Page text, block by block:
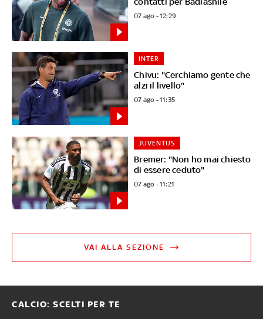
07 ago - 12:29
Chivu: "Cerchiamo gente che
alzi il livello"
INTER
07 ago - 11:35
Bremer: "Non ho mai chiesto
di essere ceduto"
JUVENTUS
07 ago - 11:21
VAI ALLA SEZIONE
CALCIO: SCELTI PER TE